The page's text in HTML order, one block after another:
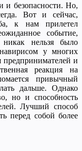
и безопасности. Но,
Вот и сейчас,
к нам прилетел
событие,
никак нельзя было
у многих
предпринимателей и
реакция на
привычный
дальше. Однако
но и способность
Лучший способ
перед собой более